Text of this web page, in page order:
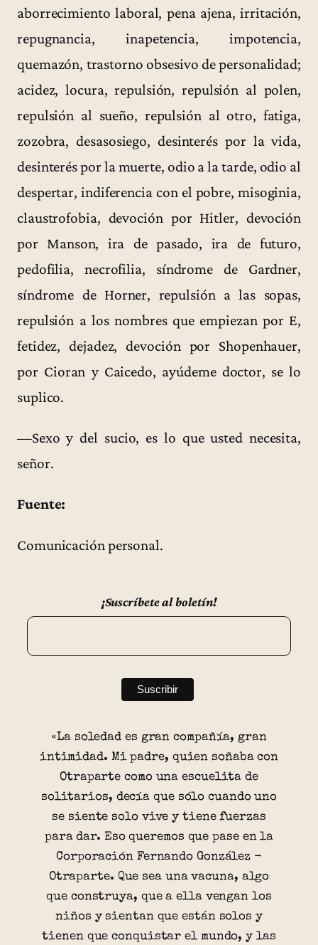
aborrecimiento laboral, pena ajena, irritación,
repugnancia, inapetencia, impotencia,
quemazón, trastorno obsesivo de personalidad;
acidez, locura, repulsión, repulsión al polen,
repulsión al sueño, repulsión al otro, fatiga,
zozobra, desasosiego, desinterés por la vida,
desinterés por la muerte, odio a la tarde, odio al
despertar, indiferencia con el pobre, misoginia,
claustrofobia, devoción por Hitler, devoción
por Manson, ira de pasado, ira de futuro,
pedofilia, necrofilia, síndrome de Gardner,
síndrome de Horner, repulsión a las sopas,
repulsión a los nombres que empiezan por E,
fetidez, dejadez, devoción por Shopenhauer,
por Cioran y Caicedo, ayúdeme doctor, se lo
suplico.
—Sexo y del sucio, es lo que usted necesita,
señor.
Fuente:
Comunicación personal.
¡Suscríbete al boletín!
«La soledad es gran compañía, gran
intimidad. Mi padre, quien soñaba con
Otraparte como una escuelita de
solitarios, decía que sólo cuando uno
se siente solo vive y tiene fuerzas
para dar. Eso queremos que pase en la
Corporación Fernando González -
Otraparte. Que sea una vacuna, algo
que construya, que a ella vengan los
niños y sientan que están solos y
tienen que conquistar el mundo, y las